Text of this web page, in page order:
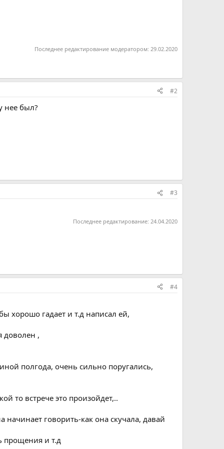
Последнее редактирование модератором: 29.02.2020
#2
нее был?
#3
Последнее редактирование: 24.04.2020
#4
хорошо гадает и т.д написал ей,
доволен ,
полгода, очень сильно поругались,
то встрече это произойдет,..
говорить-как она скучала, давай
прощения и т.д